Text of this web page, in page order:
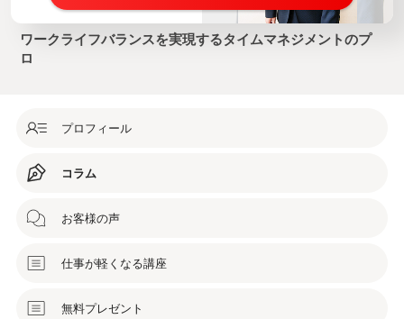
ワークライフバランスを実現するタイムマネジメントのプ
ロ
プロフィール
コラム
お客様の声
仕事が軽くなる講座
無料プレゼント